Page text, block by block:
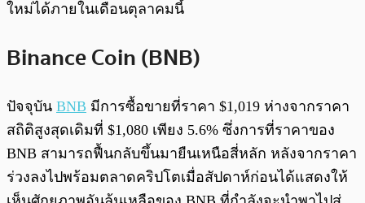
ใหม่ได้ภายในเดือนตุลาคมนี้
Binance Coin (BNB)
ปัจจุบัน BNB มีการซื้อขายที่ราคา $1,019 ห่างจากราคา
สถิติสูงสุดเดิมที่ $1,080 เพียง 5.6% ซึ่งการที่ราคาของ
BNB สามารถฟื้นกลับขึ้นมายืนเหนือสี่หลัก หลังจากราคา
ร่วงลงไปพร้อมตลาดคริปโตเมื่อสัปดาห์ก่อนได้แสดงให้